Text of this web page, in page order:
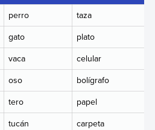
perro
taza
gato
plato
vaca
celular
oso
bolígrafo
tero
papel
tucán
carpeta